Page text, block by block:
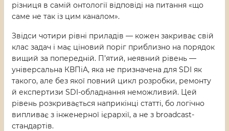
різниця в самій онтології відповіді на питання «що
саме не так із цим каналом».
Звідси чотири рівні приладів — кожен закриває свій
клас задач і має ціновий поріг приблизно на порядок
вищий за попередній. П’ятий, неявний рівень —
універсальна КВПіА, яка не призначена для SDI як
такого, але без якої повний цикл розробки, ремонту
й експертизи SDI-обладнання неможливий. Цей
рівень розкривається наприкінці статті, бо логічно
випливає з інженерної ієрархії, а не з broadcast-
стандартів.